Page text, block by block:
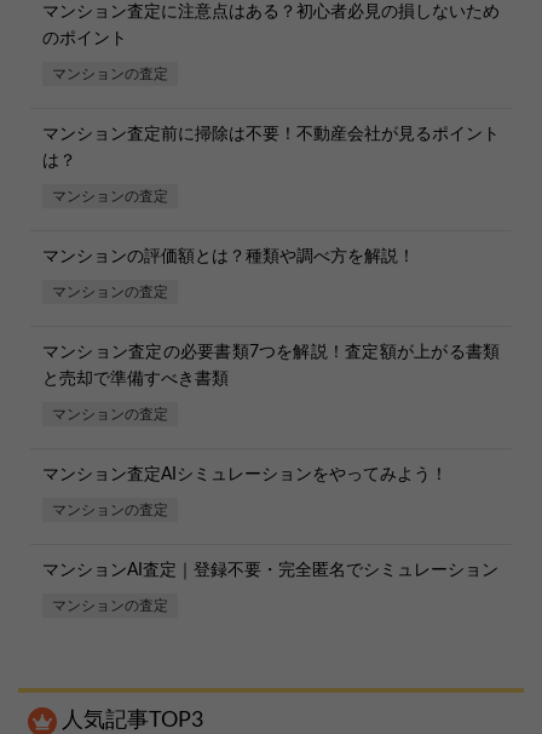
マンション査定に注意点はある？初心者必見の損しないため
のポイント
マンションの査定
マンション査定前に掃除は不要！不動産会社が見るポイント
は？
マンションの査定
マンションの評価額とは？種類や調べ方を解説！
マンションの査定
マンション査定の必要書類7つを解説！査定額が上がる書類
と売却で準備すべき書類
マンションの査定
マンション査定AIシミュレーションをやってみよう！
マンションの査定
マンションAI査定｜登録不要・完全匿名でシミュレーション
マンションの査定
人気記事TOP3